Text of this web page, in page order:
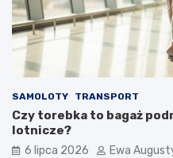
SAMOLOTY TRANSPORT
Czy torebka to bagaż
lotnicze?
6 lipca 2026 Ewa